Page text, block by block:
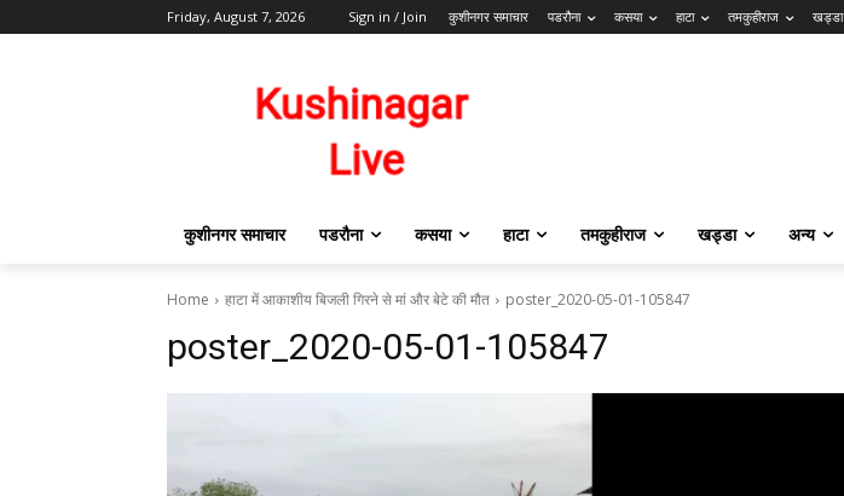
Friday, August 7, 2026 Sign in / Join कुशीनगर समाचार पडरौना कसया हाटा तमकुहीराज खड्डा
कुशीनगर समाचार पडरौना कसया हाटा तमकुहीराज खड्डा अन्य
Home हाटा में आकाशीय बिजली गिरने से मां और बेटे की मौत poster_2020-05-01-105847
poster_2020-05-01-105847